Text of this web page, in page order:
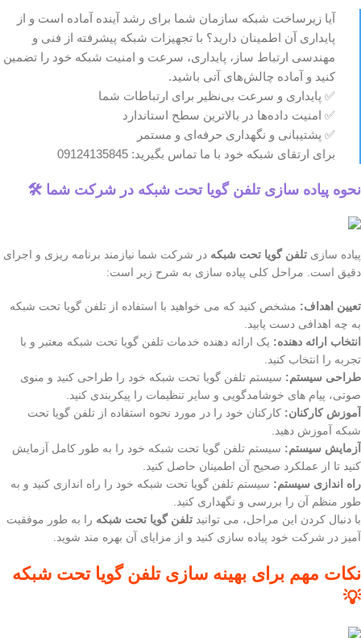
آیا زیرساخت شبکه سازمان شما برای رشد آینده آماده است و از
پایداری آن اطمینان دارید؟ با تجهیزات شبکه پیشرفته از فنی و
مهندسی ارتباط ساز، پایداری، سرعت و امنیت شبکه خود را تضمین
کنید و آماده چالش‌های آتی باشید.
✅ پایداری و سرعت بی‌نظیر برای ارتباطات شما
✅ امنیت داده‌ها در بالاترین سطح استاندارد
✅ پشتیبانی و نگهداری حرفه‌ای و مستمر
برای ارتقای شبکه خود با ما تماس بگیرید: 09124135845
نحوه پیاده سازی تلفن گویا تحت شبکه در شرکت شما 🛠️
پیاده سازی تلفن گویا تحت شبکه در شرکت شما نیازمند برنامه ریزی و اجرای
دقیق است. مراحل کلی پیاده سازی به شرح زیر است:
تعیین اهداف: مشخص کنید که می خواهید با استفاده از تلفن گویا تحت شبکه
به چه اهدافی دست یابید.
انتخاب ارائه دهنده: یک ارائه دهنده خدمات تلفن گویا تحت شبکه معتبر و با
تجربه را انتخاب کنید.
طراحی سیستم: سیستم تلفن گویا تحت شبکه خود را طراحی کنید و منوی
صوتی، پیام های خوشامدگویی و سایر تنظیمات را پیکربندی کنید.
آموزش کارکنان: کارکنان خود را در مورد نحوه استفاده از تلفن گویا تحت
شبکه آموزش دهید.
آزمایش سیستم: سیستم تلفن گویا تحت شبکه خود را به طور کامل آزمایش
کنید تا از عملکرد صحیح آن اطمینان حاصل کنید.
راه اندازی سیستم: سیستم تلفن گویا تحت شبکه خود را راه اندازی کنید و به
طور منظم آن را بررسی و نگهداری کنید.
با دنبال کردن این مراحل، می توانید تلفن گویا تحت شبکه را به طور موفقیت
آمیز در شرکت خود پیاده سازی کنید و از مزایای آن بهره مند شوید.
نکات مهم برای بهینه سازی تلفن گویا تحت شبکه
💡